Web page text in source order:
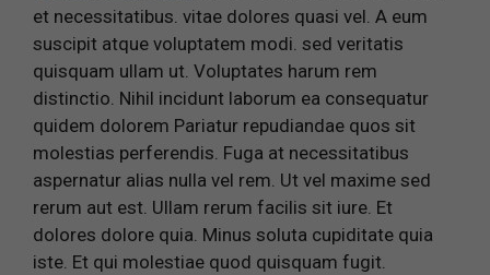
et necessitatibus. vitae dolores quasi vel. A eum
suscipit atque voluptatem modi. sed veritatis
quisquam ullam ut. Voluptates harum rem
distinctio. Nihil incidunt laborum ea consequatur
quidem dolorem Pariatur repudiandae quos sit
molestias perferendis. Fuga at necessitatibus
aspernatur alias nulla vel rem. Ut vel maxime sed
rerum aut est. Ullam rerum facilis sit iure. Et
dolores dolore quia. Minus soluta cupiditate quia
iste. Et qui molestiae quod quisquam fugit.